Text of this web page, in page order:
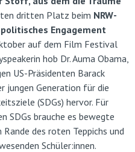
dritten Platz beim NRW-
Engagement
auf dem Film Festival
hob Dr. Auma Obama,
US-Präsidenten Barack
jungen Generation für die
(SDGs) hervor. Für
SDGs brauche es bewegte
des roten Teppichs und
Schüler:innen.